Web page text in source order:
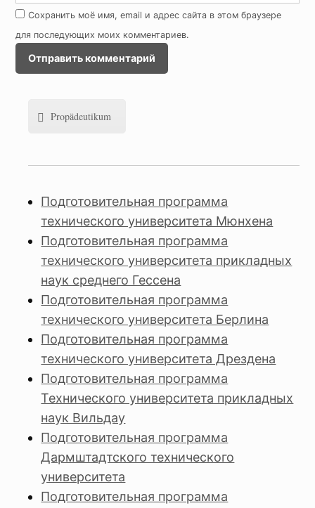
Сохранить моё имя, email и адрес сайта в этом браузере
для последующих моих комментариев.
Propädeutikum
Подготовительная программа
технического университета Мюнхена
Подготовительная программа
технического университета прикладных
наук среднего Гессена
Подготовительная программа
технического университета Берлина
Подготовительная программа
технического университета Дрездена
Подготовительная программа
Технического университета прикладных
наук Вильдау
Подготовительная программа
Дармштадтского технического
университета
Подготовительная программа